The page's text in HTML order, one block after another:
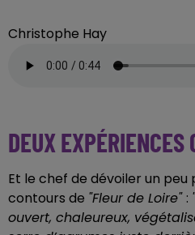
Christophe Hay
DEUX EXPÉRIENCES
Et le chef de dévoiler un
contours de "Fleur de Loire" :
ouvert, chaleureux,